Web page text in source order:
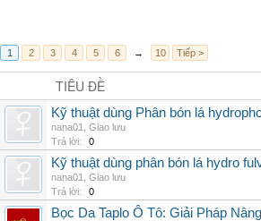
1 2 3 4 5 6 → 10 Tiếp >
TIÊU ĐỀ
Kỹ thuật dùng Phân bón lá
nana01
Giao lưu
Trả lời:
0
Kỹ thuật dùng phân bón lá hydro
nana01
Giao lưu
Trả lời:
0
Bọc Da Taplo Ô Tô: Giải Pháp